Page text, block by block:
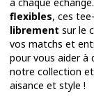
flexibles, ces
librement sur le
vos matchs et
pour vous aider à
notre collection
aisance et style !